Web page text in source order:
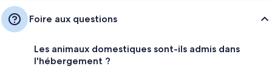
Foire aux questions
Les animaux domestiques sont-ils admis dans
l'hébergement ?